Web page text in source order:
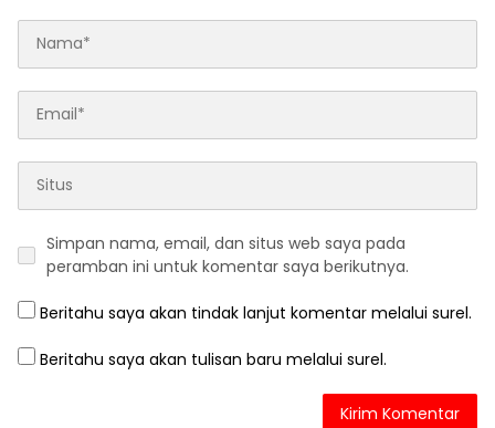
Simpan nama, email, dan situs web saya pada
peramban ini untuk komentar saya berikutnya.
Beritahu saya akan tindak lanjut komentar melalui surel.
Beritahu saya akan tulisan baru melalui surel.